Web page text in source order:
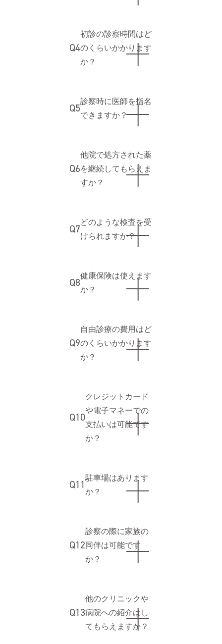
Q4
初診の診察時間はど
のくらいかかります
か？
Q5
診察時に医師を指名
できますか？
Q6
他院で処方された薬
を継続してもらえま
すか？
Q7
どのような検査を受
けられますか？
Q8
健康保険は使えます
か？
Q9
自由診療の費用はど
のくらいかかります
か？
Q10
クレジットカード
や電子マネーでの
支払いは可能です
か？
Q11
駐車場はあります
か？
Q12
診察の際に家族の
同伴は可能です
か？
Q13
他のクリニックや
病院への紹介はし
てもらえますか？